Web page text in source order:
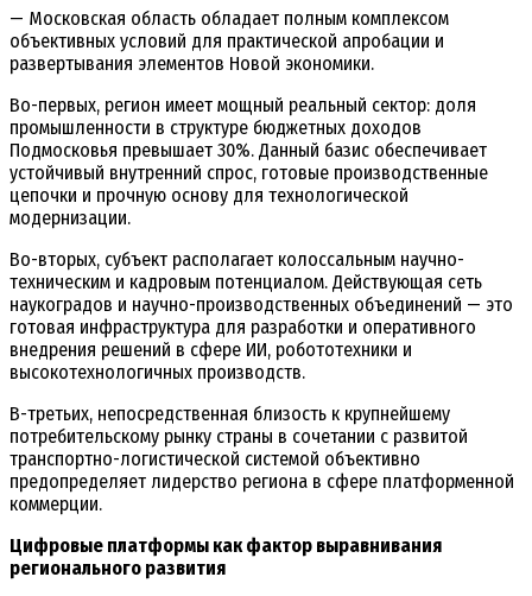
— Московская область обладает полным комплексом
объективных условий для практической апробации и
развертывания элементов Новой экономики.
Во-первых, регион имеет мощный реальный сектор: доля
промышленности в структуре бюджетных доходов
Подмосковья превышает 30%. Данный базис обеспечивает
устойчивый внутренний спрос, готовые производственные
цепочки и прочную основу для технологической
модернизации.
Во-вторых, субъект располагает колоссальным научно-
техническим и кадровым потенциалом. Действующая сеть
наукоградов и научно-производственных объединений — это
готовая инфраструктура для разработки и оперативного
внедрения решений в сфере ИИ, робототехники и
высокотехнологичных производств.
В-третьих, непосредственная близость к крупнейшему
потребительскому рынку страны в сочетании с развитой
транспортно-логистической системой объективно
предопределяет лидерство региона в сфере платформенной
коммерции.
Цифровые платформы как фактор выравнивания
регионального развития